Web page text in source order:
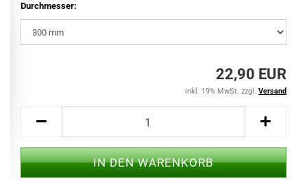
Durchmesser:
22,90 EUR
inkl. 19% MwSt. zzgl. Versand